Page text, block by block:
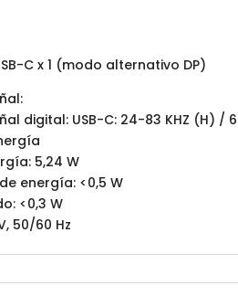
C x 1 (modo alternativo DP)
digital: USB-C: 24-83 KHZ (H) /
5,24 W
energía: <0,5 W
<0,3 W
50/60 Hz